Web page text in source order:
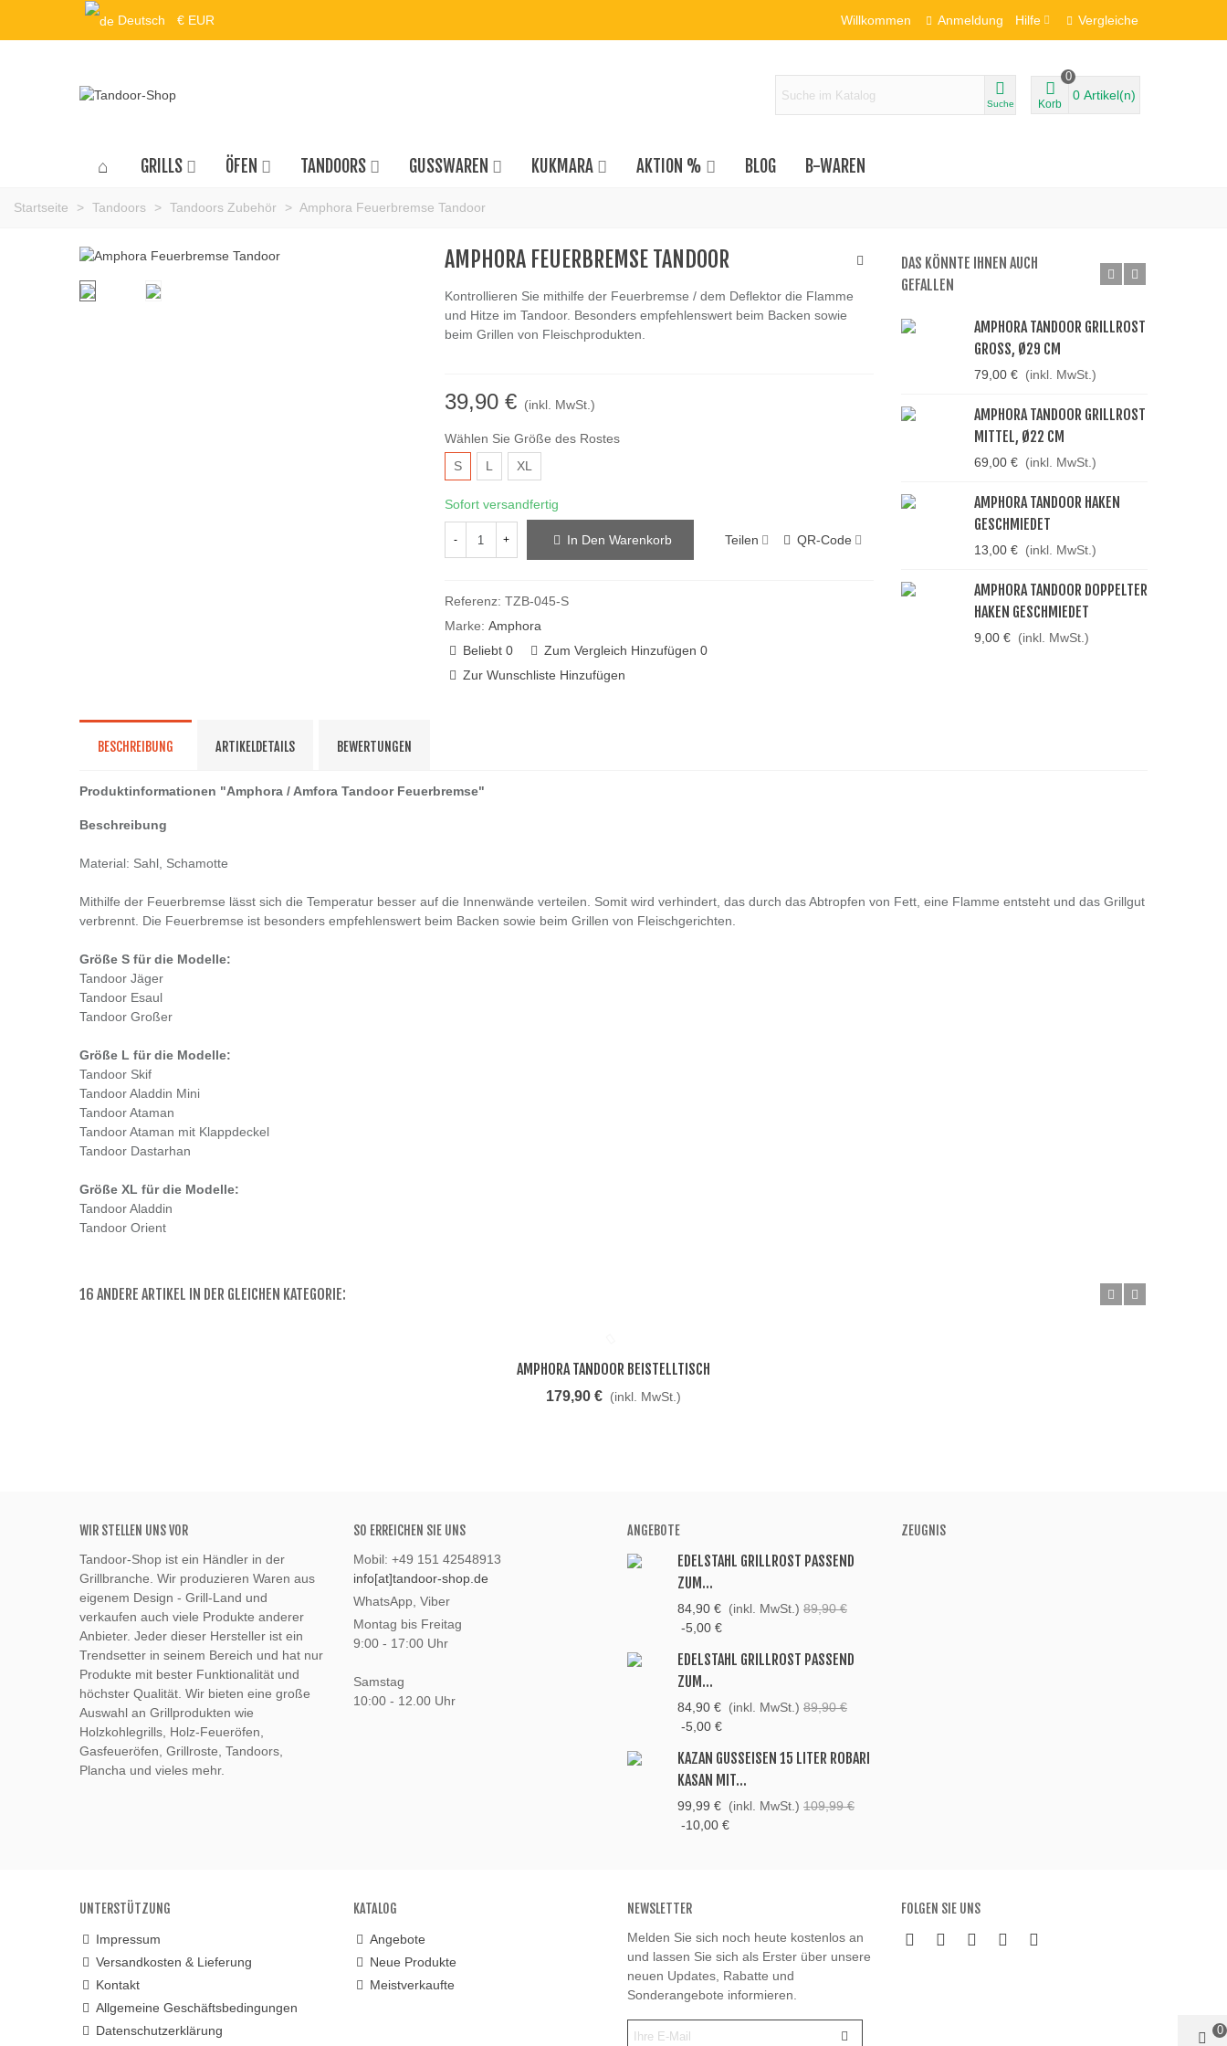
Deutsch € EUR Willkommen Anmeldung Hilfe Vergleiche
Suche Korb
0
0 Artikel(n)
GRILLS ÖFEN TANDOORS GUSSWAREN KUKMARA AKTION % BLOG B-WAREN
Startseite > Tandoors > Tandoors Zubehör > Amphora Feuerbremse Tandoor
AMPHORA FEUERBREMSE TANDOOR
Kontrollieren Sie mithilfe der Feuerbremse / dem Deflektor die Flamme
und Hitze im Tandoor. Besonders empfehlenswert beim Backen sowie
beim Grillen von Fleischprodukten.
39,90 € (inkl. MwSt.)
Wählen Sie Größe des Rostes
S
L XL
Sofort versandfertig
- + In Den Warenkorb Teilen QR-Code
Referenz: TZB-045-S
Marke: Amphora
Beliebt 0 Zum Vergleich Hinzufügen 0
Zur Wunschliste Hinzufügen
DAS KÖNNTE IHNEN AUCH
GEFALLEN
AMPHORA TANDOOR GRILLROST
GROSS, Ø29 CM
79,00 € (inkl. MwSt.)
AMPHORA TANDOOR GRILLROST
MITTEL, Ø22 CM
69,00 € (inkl. MwSt.)
AMPHORA TANDOOR HAKEN
GESCHMIEDET
13,00 € (inkl. MwSt.)
AMPHORA TANDOOR DOPPELTER
HAKEN GESCHMIEDET
9,00 € (inkl. MwSt.)
BESCHREIBUNG ARTIKELDETAILS BEWERTUNGEN
Produktinformationen "Amphora / Amfora Tandoor Feuerbremse"
Beschreibung
Material: Sahl, Schamotte
Mithilfe der Feuerbremse lässt sich die Temperatur besser auf die Innenwände verteilen. Somit wird verhindert, das durch das Abtropfen von Fett, eine Flamme entsteht und das Grillgut
verbrennt. Die Feuerbremse ist besonders empfehlenswert beim Backen sowie beim Grillen von Fleischgerichten.
Größe S für die Modelle:
Tandoor Jäger
Tandoor Esaul
Tandoor Großer
Größe L für die Modelle:
Tandoor Skif
Tandoor Aladdin Mini
Tandoor Ataman
Tandoor Ataman mit Klappdeckel
Tandoor Dastarhan
Größe XL für die Modelle:
Tandoor Aladdin
Tandoor Orient
16 ANDERE ARTIKEL IN DER GLEICHEN KATEGORIE:
Beliebt
AMPHORA TANDOOR BEISTELLTISCH
179,90 € (inkl. MwSt.)
WIR STELLEN UNS VOR
Tandoor-Shop ist ein Händler in der
Grillbranche. Wir produzieren Waren aus
eigenem Design - Grill-Land und
verkaufen auch viele Produkte anderer
Anbieter. Jeder dieser Hersteller ist ein
Trendsetter in seinem Bereich und hat nur
Produkte mit bester Funktionalität und
höchster Qualität. Wir bieten eine große
Auswahl an Grillprodukten wie
Holzkohlegrills, Holz-Feueröfen,
Gasfeueröfen, Grillroste, Tandoors,
Plancha und vieles mehr.
SO ERREICHEN SIE UNS
Mobil: +49 151 42548913
info[at]tandoor-shop.de
WhatsApp, Viber
Montag bis Freitag
9:00 - 17:00 Uhr
Samstag
10:00 - 12.00 Uhr
ANGEBOTE
EDELSTAHL GRILLROST PASSEND
ZUM...
84,90 € (inkl. MwSt.) 89,90 €
-5,00 €
EDELSTAHL GRILLROST PASSEND
ZUM...
84,90 € (inkl. MwSt.) 89,90 €
-5,00 €
KAZAN GUSSEISEN 15 LITER ROBARI
KASAN MIT...
99,99 € (inkl. MwSt.) 109,99 €
-10,00 €
ZEUGNIS
UNTERSTÜTZUNG
Impressum
Versandkosten & Lieferung
Kontakt
Allgemeine Geschäftsbedingungen
Datenschutzerklärung
KATALOG
Angebote
Neue Produkte
Meistverkaufte
NEWSLETTER
Melden Sie sich noch heute kostenlos an
und lassen Sie sich als Erster über unsere
neuen Updates, Rabatte und
Sonderangebote informieren.
FOLGEN SIE UNS
0